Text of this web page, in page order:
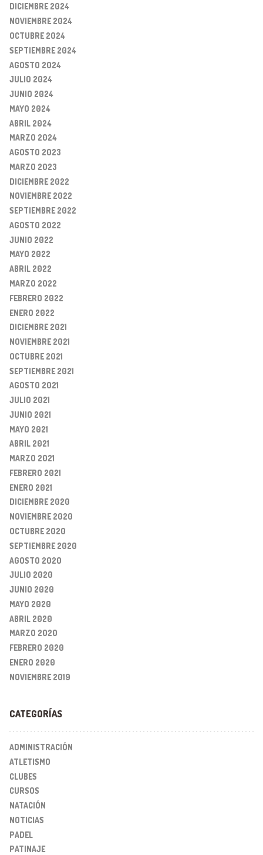
DICIEMBRE 2024
NOVIEMBRE 2024
OCTUBRE 2024
SEPTIEMBRE 2024
AGOSTO 2024
JULIO 2024
JUNIO 2024
MAYO 2024
ABRIL 2024
MARZO 2024
AGOSTO 2023
MARZO 2023
DICIEMBRE 2022
NOVIEMBRE 2022
SEPTIEMBRE 2022
AGOSTO 2022
JUNIO 2022
MAYO 2022
ABRIL 2022
MARZO 2022
FEBRERO 2022
ENERO 2022
DICIEMBRE 2021
NOVIEMBRE 2021
OCTUBRE 2021
SEPTIEMBRE 2021
AGOSTO 2021
JULIO 2021
JUNIO 2021
MAYO 2021
ABRIL 2021
MARZO 2021
FEBRERO 2021
ENERO 2021
DICIEMBRE 2020
NOVIEMBRE 2020
OCTUBRE 2020
SEPTIEMBRE 2020
AGOSTO 2020
JULIO 2020
JUNIO 2020
MAYO 2020
ABRIL 2020
MARZO 2020
FEBRERO 2020
ENERO 2020
NOVIEMBRE 2019
CATEGORÍAS
ADMINISTRACIÓN
ATLETISMO
CLUBES
CURSOS
NATACIÓN
NOTICIAS
PADEL
PATINAJE